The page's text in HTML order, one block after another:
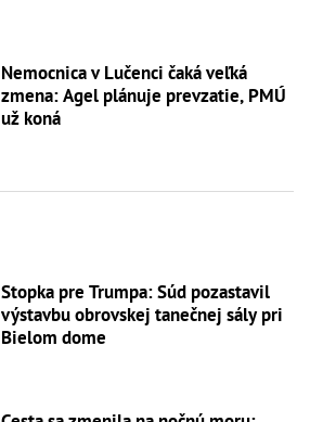
Nemocnica v Lučenci čaká veľká
zmena: Agel plánuje prevzatie, PMÚ
už koná
Stopka pre Trumpa: Súd pozastavil
výstavbu obrovskej tanečnej sály pri
Bielom dome